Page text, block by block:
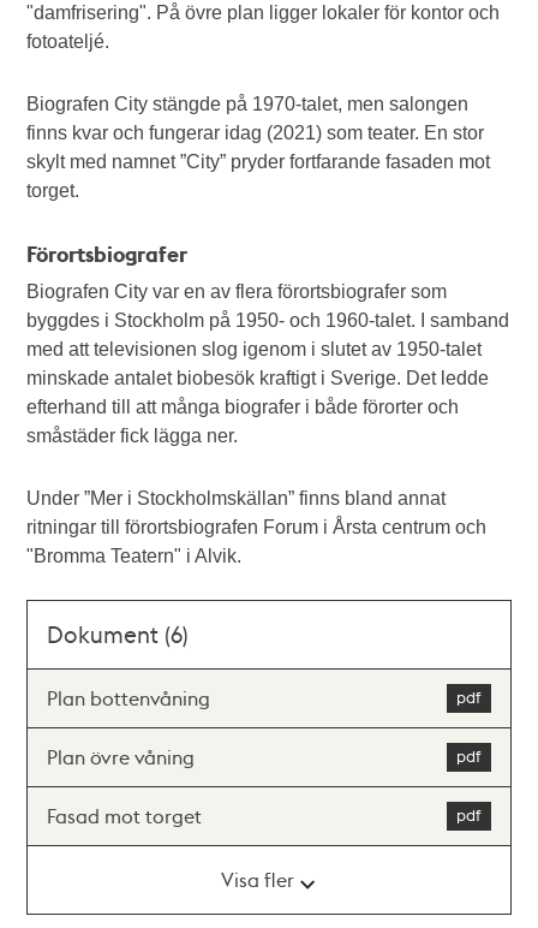
"damfrisering". På övre plan ligger lokaler för kontor och
fotoateljé.
Biografen City stängde på 1970-talet, men salongen
finns kvar och fungerar idag (2021) som teater. En stor
skylt med namnet ”City” pryder fortfarande fasaden mot
torget.
Förortsbiografer
Biografen City var en av flera förortsbiografer som
byggdes i Stockholm på 1950- och 1960-talet. I samband
med att televisionen slog igenom i slutet av 1950-talet
minskade antalet biobesök kraftigt i Sverige. Det ledde
efterhand till att många biografer i både förorter och
småstäder fick lägga ner.
Under ”Mer i Stockholmskällan” finns bland annat
ritningar till förortsbiografen Forum i Årsta centrum och
"Bromma Teatern" i Alvik.
Dokument (6)
Plan bottenvåning
Plan övre våning
Fasad mot torget
Visa fler